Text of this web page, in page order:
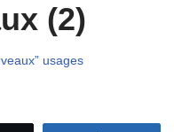
(2)
usages